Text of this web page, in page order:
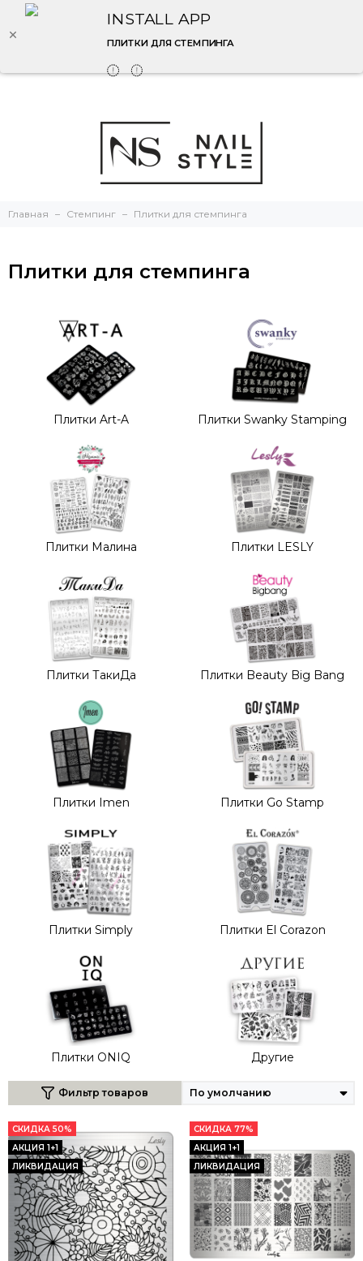
INSTALL APP
ПЛИТКИ ДЛЯ СТЕМПИНГА
Главная Стемпинг Плитки для стемпинга
Плитки для стемпинга
Плитки Art-A Плитки Swanky Stamping
Плитки Малина Плитки LESLY
Плитки ТакиДа Плитки Beauty Big Bang
Плитки Imen Плитки Go Stamp
Плитки Simply Плитки El Corazon
Плитки ONIQ Другие
Фильтр товаров
СКИДКА 50%
АКЦИЯ 1+1
ЛИКВИДАЦИЯ
СКИДКА 77%
АКЦИЯ 1+1
ЛИКВИДАЦИЯ